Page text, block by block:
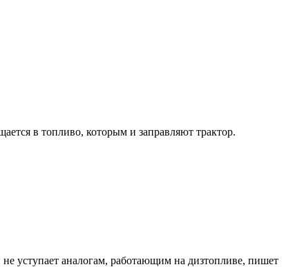
в топливо, которым и заправляют трактор.
уступает аналогам, работающим на дизтопливе, пишет